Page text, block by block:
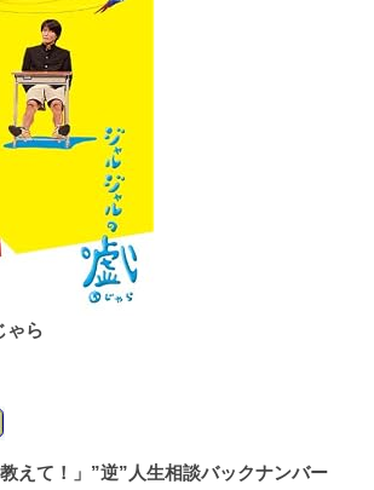
ゃら
えて！」”逆”人生相談バックナンバー